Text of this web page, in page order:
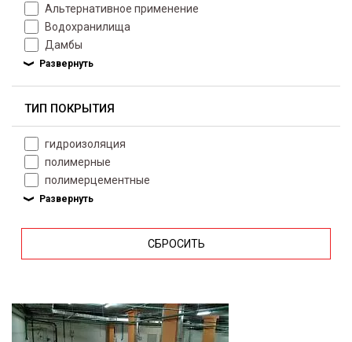
Альтернативное применение
Водохранилища
Дамбы
ТИП ПОКРЫТИЯ
гидроизоляция
полимерные
полимерцементные
СБРОСИТЬ